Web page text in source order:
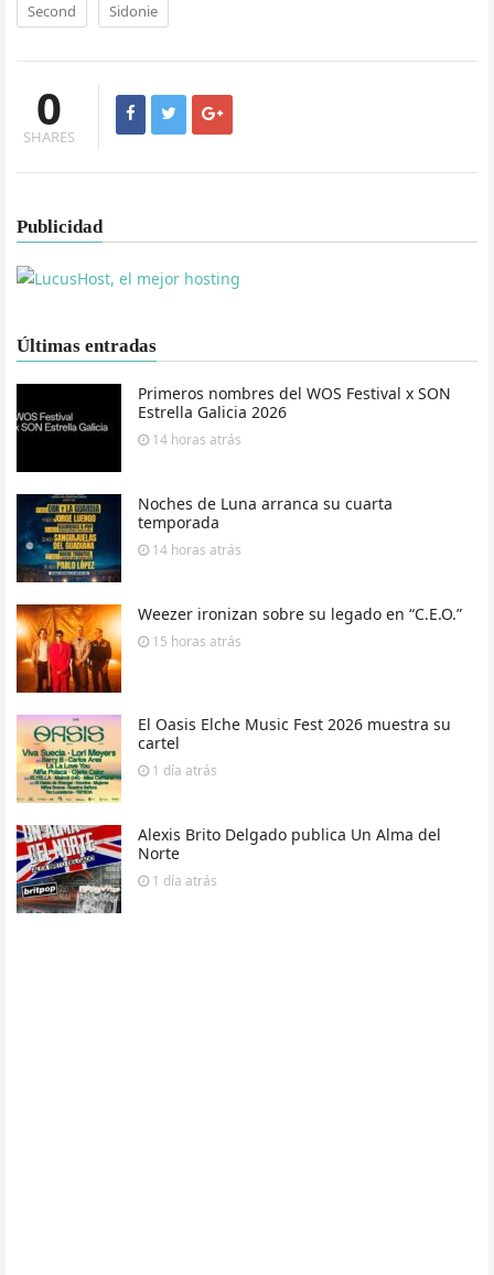
Second Sidonie
0
SHARES
Publicidad
Últimas entradas
Primeros nombres del WOS Festival x SON
Estrella Galicia 2026
14 horas atrás
Noches de Luna arranca su cuarta
temporada
14 horas atrás
Weezer ironizan sobre su legado en “C.E.O.”
15 horas atrás
El Oasis Elche Music Fest 2026 muestra su
cartel
1 día atrás
Alexis Brito Delgado publica Un Alma del
Norte
1 día atrás